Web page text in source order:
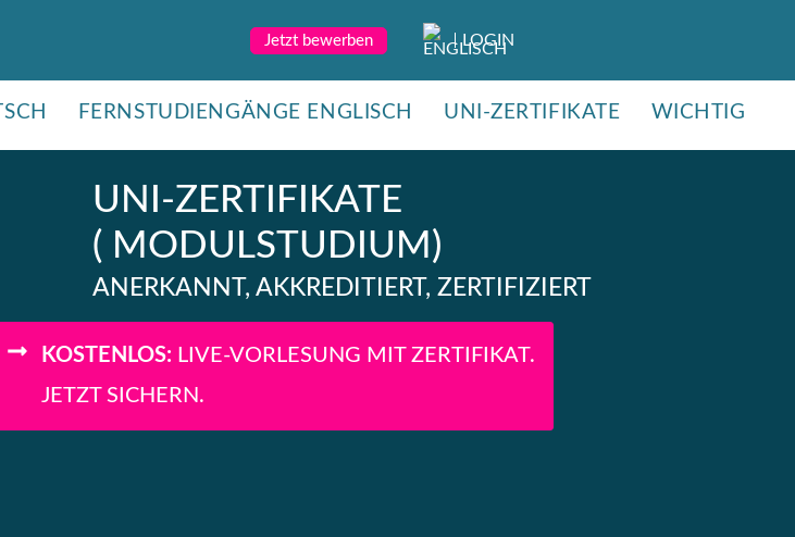
Jetzt bewerben LOGIN
FERNSTUDIENGÄNGE ENGLISCH UNI-ZERTIFIKATE WICHTIG
UNI-ZERTIFIKATE
( MODULSTUDIUM)
ANERKANNT, AKKREDITIERT, ZERTIFIZIERT
KOSTENLOS: LIVE-VORLESUNG MIT ZERTIFIKAT.
JETZT SICHERN.